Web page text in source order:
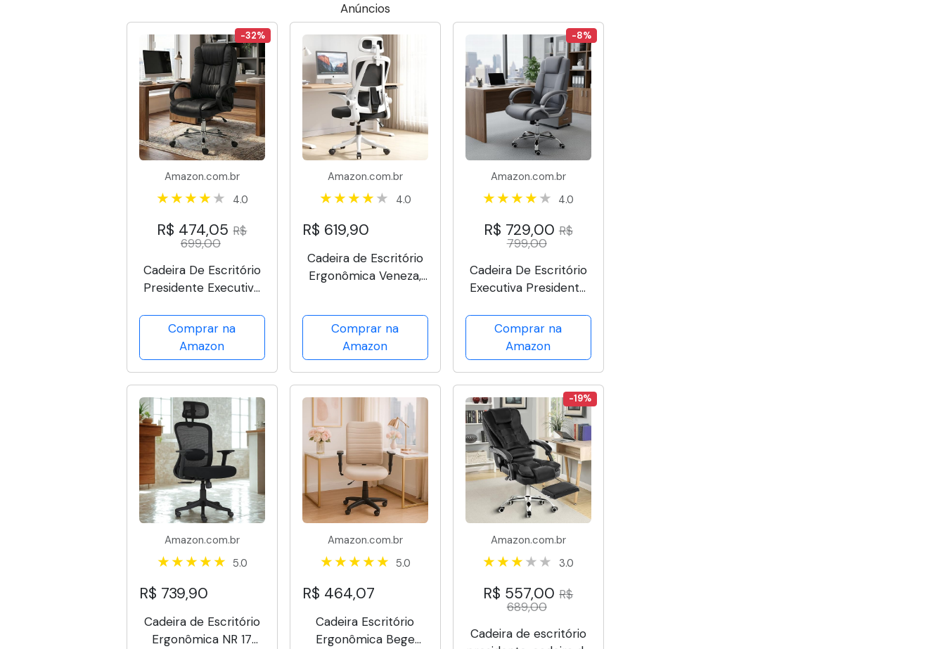
Anúncios
-32%
Amazon.com.br
4.0
R$ 474,05R$
699,00
Cadeira De Escritório
Presidente Executiva
Couro Estofada Mola
Luxo
Comprar na
Amazon
Amazon.com.br
4.0
R$ 619,90
Cadeira de Escritório
Ergonômica Veneza,
Reclinável, Altura
Ajustável, Capacidade
120kg (Branca e
Preta)
Comprar na
Amazon
-8%
Amazon.com.br
4.0
R$ 729,00R$
799,00
Cadeira De Escritório
Executiva Presidente
Ajustável
Comprar na
Amazon
Amazon.com.br
5.0
R$ 739,90
Cadeira de Escritório
Ergonômica NR 17
Amazon.com.br
5.0
R$ 464,07
Cadeira Escritório
Ergonômica Bege
-19%
Amazon.com.br
3.0
R$ 557,00R$
689,00
Cadeira de escritório